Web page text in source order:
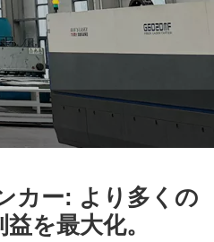
カー: より多くの
を最大化。